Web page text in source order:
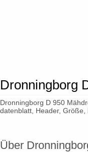
Dronningborg
Dronningborg D 950
datenblatt, Header, Größe,
Über